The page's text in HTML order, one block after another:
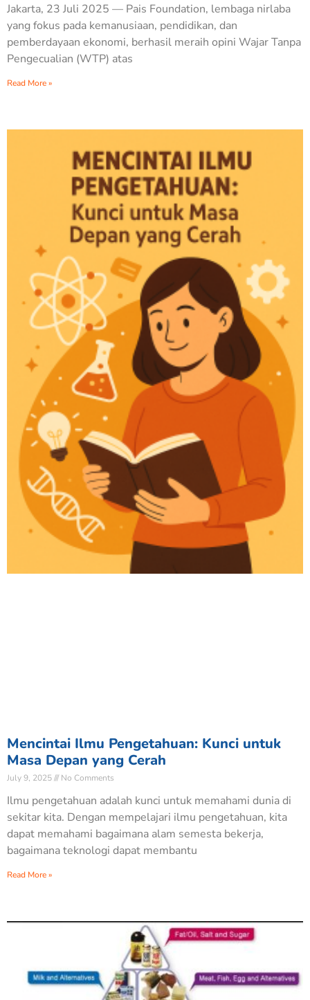
Jakarta, 23 Juli 2025 — Pais Foundation, lembaga nirlaba
yang fokus pada kemanusiaan, pendidikan, dan
pemberdayaan ekonomi, berhasil meraih opini Wajar Tanpa
Pengecualian (WTP) atas
Read More »
Mencintai Ilmu Pengetahuan: Kunci untuk
Masa Depan yang Cerah
July 9, 2025 No Comments
Ilmu pengetahuan adalah kunci untuk memahami dunia di
sekitar kita. Dengan mempelajari ilmu pengetahuan, kita
dapat memahami bagaimana alam semesta bekerja,
bagaimana teknologi dapat membantu
Read More »